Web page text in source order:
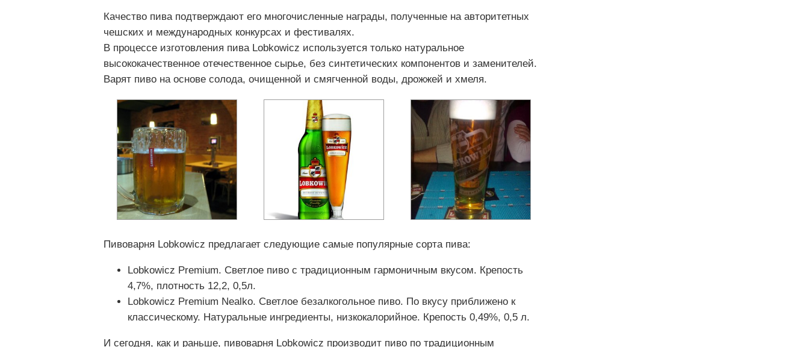
Качество пива подтверждают его многочисленные награды, полученные на авторитетных
чешских и международных конкурсах и фестивалях.
В процессе изготовления пива Lobkowicz используется только натуральное
высококачественное отечественное сырье, без синтетических компонентов и заменителей.
Варят пиво на основе солода, очищенной и смягченной воды, дрожжей и хмеля.
Пивоварня Lobkowicz предлагает следующие самые популярные сорта пива:
Lobkowicz Premium. Светлое пиво с традиционным гармоничным вкусом. Крепость
4,7%, плотность 12,2, 0,5л.
Lobkowicz Premium Nealko. Светлое безалкогольное пиво. По вкусу приближено к
классическому. Натуральные ингредиенты, низкокалорийное. Крепость 0,49%, 0,5 л.
И сегодня, как и раньше, пивоварня Lobkowicz производит пиво по традиционным